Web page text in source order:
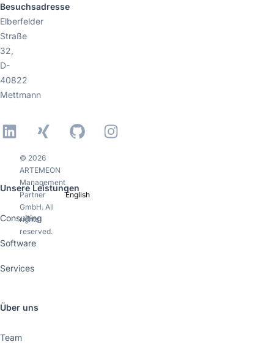
Besuchsadresse
Elberfelder
Straße
32,
D-
40822
Mettmann
LinkedIn
Xing GitHubInstagram
Unsere Leistungen
Consulting
Software
Services
Über uns
Team
© 2026
ARTEMEON
Management
Partner
GmbH. All
rights
reserved.
English